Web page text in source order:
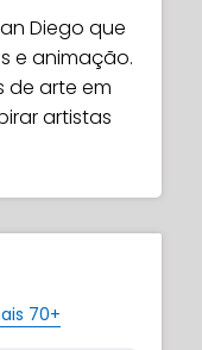
Diego que
e animação.
de arte em
artistas
70+